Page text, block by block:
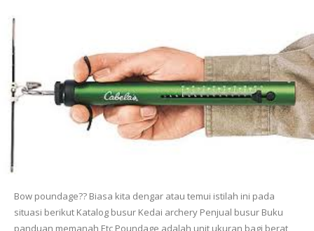
Bow poundage?? Biasa kita dengar atau temui istilah ini pada
situasi berikut Katalog busur Kedai archery Penjual busur Buku
panduan memanah Etc Poundage adalah unit ukuran bagi berat